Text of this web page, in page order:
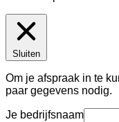
Sluiten
Om je afspraak in te
paar gegevens nodig.
Je bedrijfsnaam